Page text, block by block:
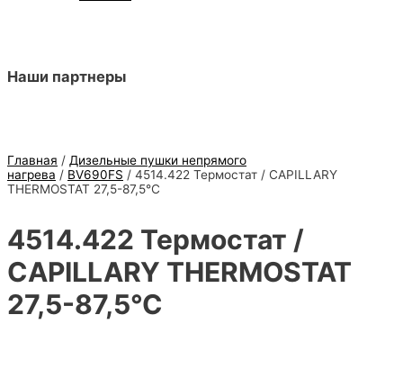
Наши партнеры
Главная / Дизельные пушки непрямого
нагрева / BV690FS / 4514.422 Термостат / CAPILLARY
THERMOSTAT 27,5-87,5°C
4514.422 Термостат /
CAPILLARY THERMOSTAT
27,5-87,5°C